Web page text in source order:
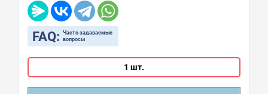
FAQ: Часто задаваемые
вопросы
1 шт.